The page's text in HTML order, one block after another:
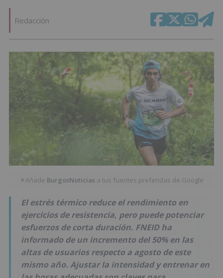
Redacción
★ Añade BurgosNoticias a tus fuentes preferidas de Google
El estrés térmico reduce el rendimiento en
ejercicios de resistencia, pero puede potenciar
esfuerzos de corta duración. FNEID ha
informado de un incremento del 50% en las
altas de usuarios respecto a agosto de este
mismo año. Ajustar la intensidad y entrenar en